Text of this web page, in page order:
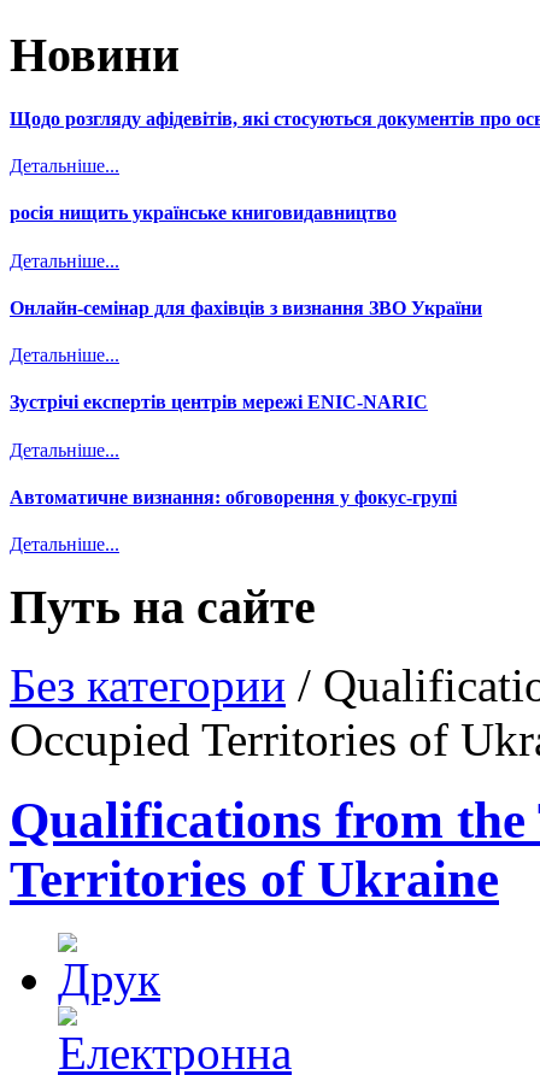
Новини
Щодо розгляду афідевітів, які стосуються документів про
Детальніше...
росія нищить українське книговидавництво
Детальніше...
Онлайн-семінар для фахівців з визнання ЗВО України
Детальніше...
Зустрічі експертів центрів мережі ENIC-NARIC
Детальніше...
Автоматичне визнання: обговорення у фокус-групі
Детальніше...
Путь на сайте
Без категории /
Occupied Territories of
Qualifications from
Territories of Ukraine